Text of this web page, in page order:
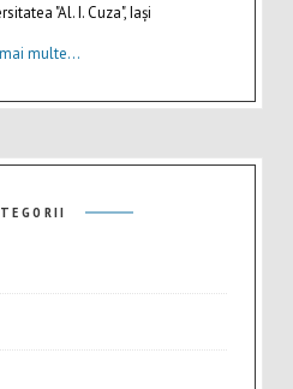
"Al. I. Cuza", Iaşi
multe...